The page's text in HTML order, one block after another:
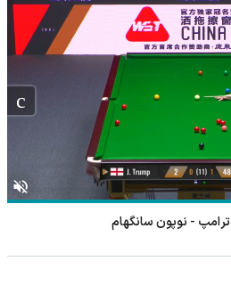
گودونگ - آنتونی مک گیل